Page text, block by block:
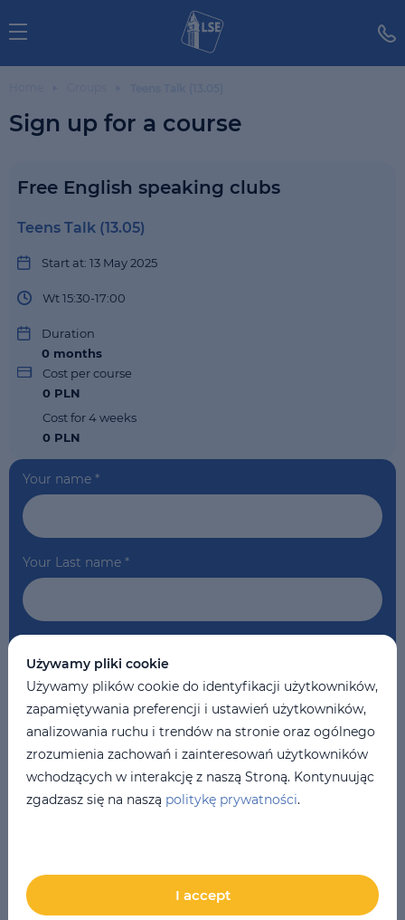
Sign up for a course
Your name *
Your Last name *
Your Email*
School
Comment
Free English speaking clubs
Teens Talk (13.05)
Start at: 13 May 2025
Wt 15:30-17:00
Duration
0 months
Cost per course
0 PLN
Cost for 4 weeks
0 PLN
Używamy pliki cookie
Używamy plików cookie do identyfikacji użytkowników,
zapamiętywania preferencji i ustawień użytkowników,
analizowania ruchu i trendów na stronie oraz ogólnego
zrozumienia zachowań i zainteresowań użytkowników
wchodzących w interakcję z naszą Stroną. Kontynuując
zgadzasz się na naszą politykę prywatności.
I accept